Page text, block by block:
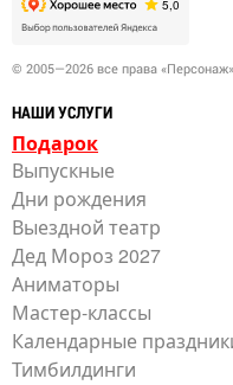
© 2005—2026 все права
НАШИ УСЛУГИ
Подарок
Выпускные
Дни рождения
Выездной театр
Дед Мороз 2027
Аниматоры
Мастер-классы
Календарные
Тимбилдинги